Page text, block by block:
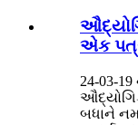
એક
24-03-19
બધાને